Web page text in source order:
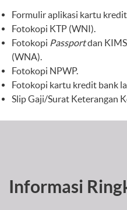
Formulir aplikasi kartu
Fotokopi KTP (WNI).
Fotokopi Passportdan
(WNA).
Fotokopi NPWP.
Fotokopi kartu kredit bank
Slip Gaji/Surat Keterangan
Informasi